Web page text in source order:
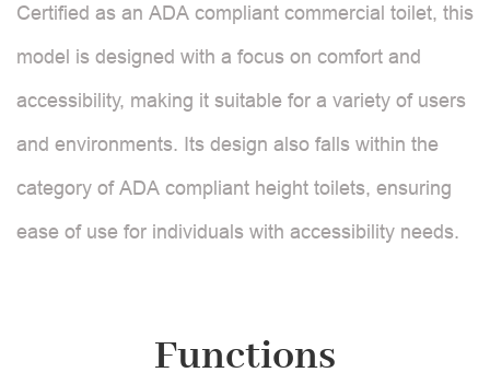
Certified as an ADA compliant commercial toilet, this
model is designed with a focus on comfort and
accessibility, making it suitable for a variety of users
and environments. Its design also falls within the
category of ADA compliant height toilets, ensuring
ease of use for individuals with accessibility needs.
Functions